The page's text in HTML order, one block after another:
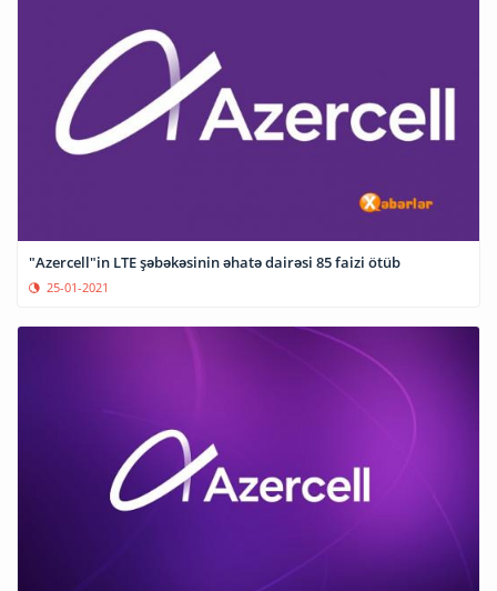
"Azercell"in LTE şəbəkəsinin əhatə dairəsi 85 faizi ötüb
25-01-2021